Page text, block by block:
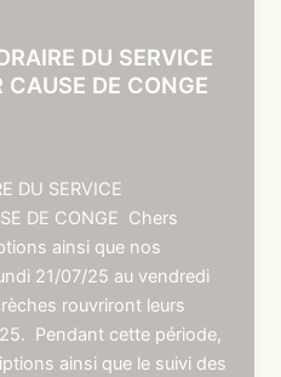
DU SERVICE
CAUSE DE CONGE
DU SERVICE
DE CONGE Chers
ainsi que nos
21/07/25 au vendredi
rouvriront leurs
Pendant cette période,
ainsi que le suivi des